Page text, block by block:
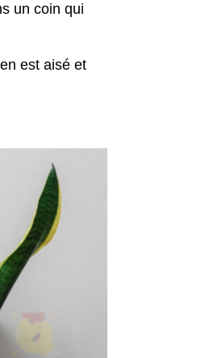
un coin qui
est aisé et